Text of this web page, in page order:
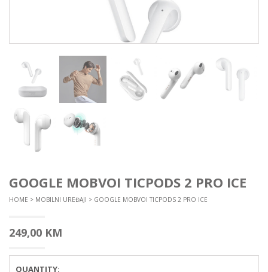
GOOGLE MOBVOI TICPODS 2 PRO ICE
HOME > MOBILNI UREĐAJI > GOOGLE MOBVOI TICPODS 2 PRO ICE
249,00 KM
QUANTITY: